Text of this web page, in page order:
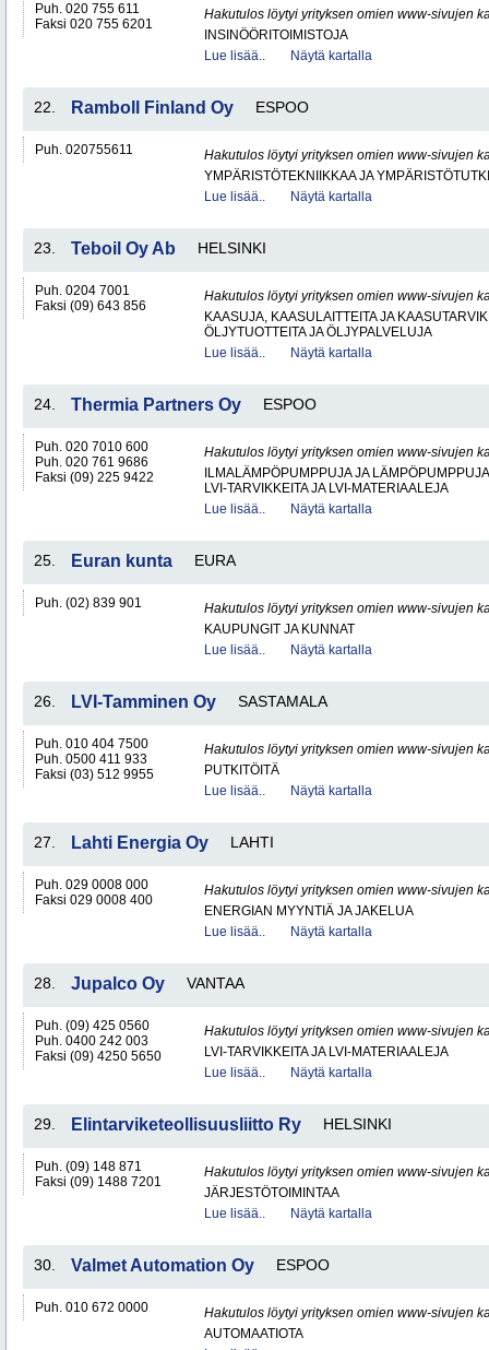
Puh. 020 755 611
Faksi 020 755 6201
Hakutulos löytyi yrityksen omien www-sivujen
INSINÖÖRITOIMISTOJA
Lue lisää..
Näytä kartalla
22. Ramboll Finland Oy ESPOO
Puh. 020755611
Hakutulos löytyi yrityksen omien www-sivujen
YMPÄRISTÖTEKNIIKKAA JA
Lue lisää..
Näytä kartalla
23. Teboil Oy Ab HELSINKI
Puh. 0204 7001
Faksi (09) 643 856
Hakutulos löytyi yrityksen omien www-sivujen
KAASUJA, KAASULAITTEITA JA
ÖLJYTUOTTEITA JA ÖLJYPALVELUJA
Lue lisää..
Näytä kartalla
24. Thermia Partners Oy ESPOO
Puh. 020 7010 600
Puh. 020 761 9686
Faksi (09) 225 9422
Hakutulos löytyi yrityksen omien www-sivujen
ILMALÄMPÖPUMPPUJA JA LÄMPÖPUMPPUJA
LVI-TARVIKKEITA JA LVI-MATERIAALEJA
Lue lisää..
Näytä kartalla
25. Euran kunta EURA
Puh. (02) 839 901
Hakutulos löytyi yrityksen omien www-sivujen
KAUPUNGIT JA KUNNAT
Lue lisää..
Näytä kartalla
26. LVI-Tamminen Oy SASTAMALA
Puh. 010 404 7500
Puh. 0500 411 933
Faksi (03) 512 9955
Hakutulos löytyi yrityksen omien www-sivujen
PUTKITÖITÄ
Lue lisää..
Näytä kartalla
27. Lahti Energia Oy LAHTI
Puh. 029 0008 000
Faksi 029 0008 400
Hakutulos löytyi yrityksen omien www-sivujen
ENERGIAN MYYNTIÄ JA JAKELUA
Lue lisää..
Näytä kartalla
28. Jupalco Oy VANTAA
Puh. (09) 425 0560
Puh. 0400 242 003
Faksi (09) 4250 5650
Hakutulos löytyi yrityksen omien www-sivujen
LVI-TARVIKKEITA JA LVI-MATERIAALEJA
Lue lisää..
Näytä kartalla
29. Elintarviketeollisuusliitto Ry HELSINKI
Puh. (09) 148 871
Faksi (09) 1488 7201
Hakutulos löytyi yrityksen omien www-sivujen
JÄRJESTÖTOIMINTAA
Lue lisää..
Näytä kartalla
30. Valmet Automation Oy ESPOO
Puh. 010 672 0000
Hakutulos löytyi yrityksen omien www-sivujen
AUTOMAATIOTA